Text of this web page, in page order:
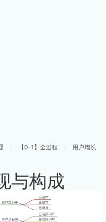
/ 【0-1】全过程 /
用户增长
与构成